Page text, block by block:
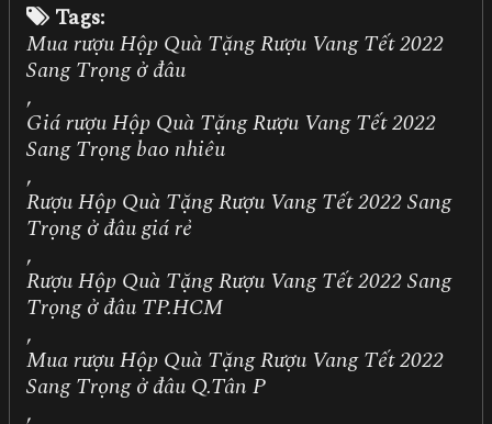
Tags:
Mua rượu Hộp Quà Tặng Rượu Vang Tết 2022
Sang Trọng ở đâu
,
Giá rượu Hộp Quà Tặng Rượu Vang Tết 2022
Sang Trọng bao nhiêu
,
Rượu Hộp Quà Tặng Rượu Vang Tết 2022 Sang
Trọng ở đâu giá rẻ
,
Rượu Hộp Quà Tặng Rượu Vang Tết 2022 Sang
Trọng ở đâu TP.HCM
,
Mua rượu Hộp Quà Tặng Rượu Vang Tết 2022
Sang Trọng ở đâu Q.Tân P
,